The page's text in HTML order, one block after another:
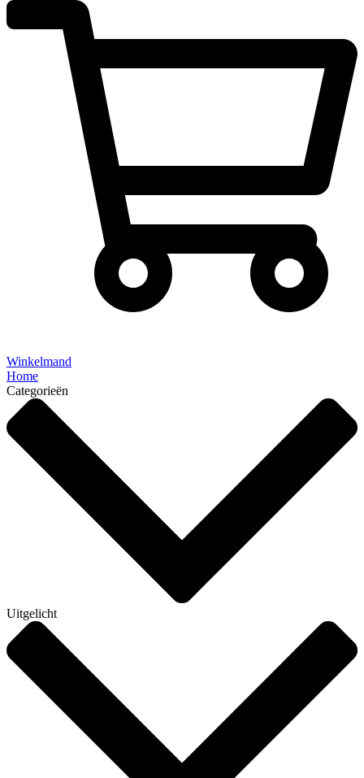
Winkelmand
Home
Categorieën
Uitgelicht